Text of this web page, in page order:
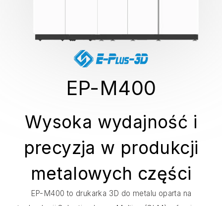
EP-M400
Wysoka wydajność i
precyzja w produkcji
metalowych części
EP-M400 to drukarka 3D do metalu oparta na